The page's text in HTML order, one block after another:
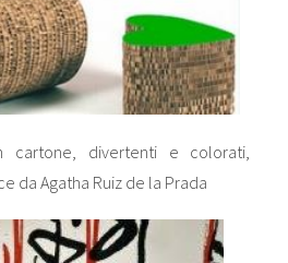
divertenti e colorati,
da Agatha Ruiz de la Prada